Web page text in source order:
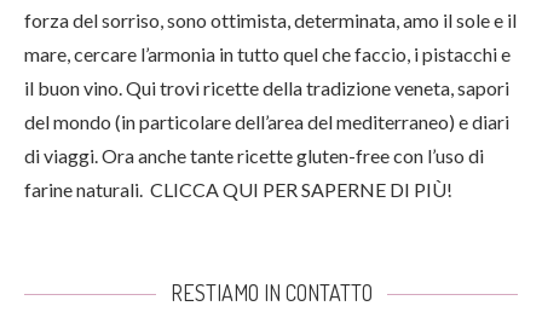
forza del sorriso, sono ottimista, determinata, amo il sole e il
mare, cercare l’armonia in tutto quel che faccio, i pistacchi e
il buon vino. Qui trovi ricette della tradizione veneta, sapori
del mondo (in particolare dell’area del mediterraneo) e diari
di viaggi. Ora anche tante ricette gluten-free con l’uso di
farine naturali. CLICCA QUI PER SAPERNE DI PIÙ!
RESTIAMO IN CONTATTO